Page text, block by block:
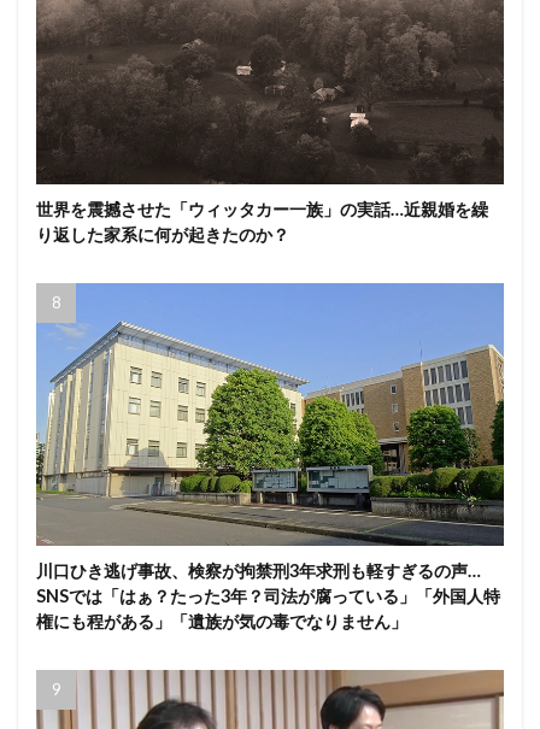
世界を震撼させた「ウィッタカー一族」の実話…近親婚を繰
り返した家系に何が起きたのか？
川口ひき逃げ事故、検察が拘禁刑3年求刑も軽すぎるの声…
SNSでは「はぁ？たった3年？司法が腐っている」「外国人特
権にも程がある」「遺族が気の毒でなりません」